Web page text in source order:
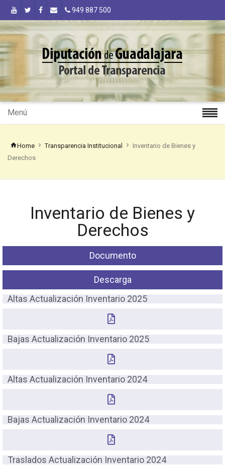
949 887 500
Menú
Home Transparencia Institucional
Inventario de Bienes y
Derechos
Inventario de Bienes y
Derechos
Documento
Descarga
Altas Actualización Inventario 2025
Bajas Actualización Inventario 2025
Altas Actualización Inventario 2024
Bajas Actualización Inventario 2024
Traslados Actualización Inventario 2024